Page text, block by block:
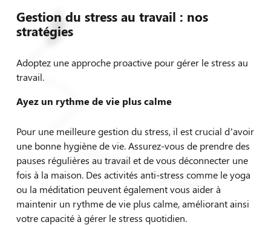
Kinésiologue
Gestion du stress au travail : nos
stratégies
Adoptez une approche proactive pour gérer le stress au
travail.
Ayez un rythme de vie plus calme
Pour une meilleure gestion du stress, il est crucial d’avoir
une bonne hygiène de vie. Assurez-vous de prendre des
pauses régulières au travail et de vous déconnecter une
fois à la maison. Des activités anti-stress comme le yoga
ou la méditation peuvent également vous aider à
maintenir un rythme de vie plus calme, améliorant ainsi
votre capacité à gérer le stress quotidien.